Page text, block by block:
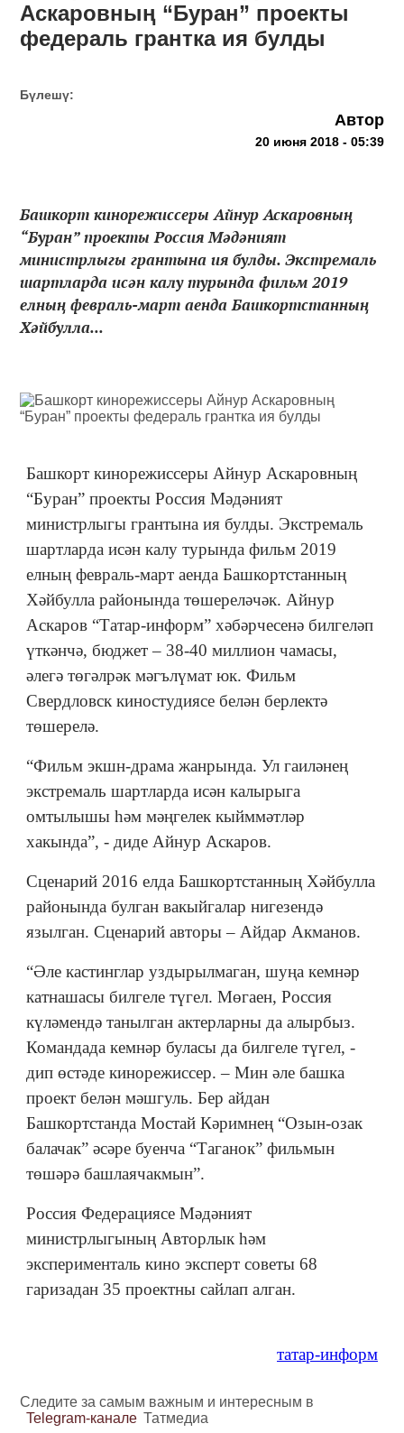
Аскаровның “Буран” проекты
федераль грантка ия булды
Бүлешү:
Автор
20 июня 2018 - 05:39
Башкорт кинорежиссеры Айнур Аскаровның
“Буран” проекты Россия Мәдәният
министрлыгы грантына ия булды. Экстремаль
шартларда исән калу турында фильм 2019
елның февраль-март аенда Башкортстанның
Хәйбулла...
Башкорт кинорежиссеры Айнур Аскаровның
“Буран” проекты Россия Мәдәният
министрлыгы грантына ия булды. Экстремаль
шартларда исән калу турында фильм 2019
елның февраль-март аенда Башкортстанның
Хәйбулла районында төшереләчәк. Айнур
Аскаров “Татар-информ” хәбәрчесенә билгеләп
үткәнчә, бюджет – 38-40 миллион чамасы,
әлегә төгәлрәк мәгълүмат юк. Фильм
Свердловск киностудиясе белән берлектә
төшерелә.
“Фильм экшн-драма жанрында. Ул гаиләнең
экстремаль шартларда исән калырыга
омтылышы һәм мәңгелек кыйммәтләр
хакында”, - диде Айнур Аскаров.
Сценарий 2016 елда Башкортстанның Хәйбулла
районында булган вакыйгалар нигезендә
язылган. Сценарий авторы – Айдар Акманов.
“Әле кастинглар уздырылмаган, шуңа кемнәр
катнашасы билгеле түгел. Мөгаен, Россия
күләмендә танылган актерларны да алырбыз.
Командада кемнәр буласы да билгеле түгел, -
дип өстәде кинорежиссер. – Мин әле башка
проект белән мәшгуль. Бер айдан
Башкортстанда Мостай Кәримнең “Озын-озак
балачак” әсәре буенча “Таганок” фильмын
төшәрә башлаячакмын”.
Россия Федерациясе Мәдәният
министрлыгының Авторлык һәм
эксперименталь кино эксперт советы 68
гаризадан 35 проектны сайлап алган.
татар-информ
Следите за самым важным и интересным в
Telegram-канале Татмедиа